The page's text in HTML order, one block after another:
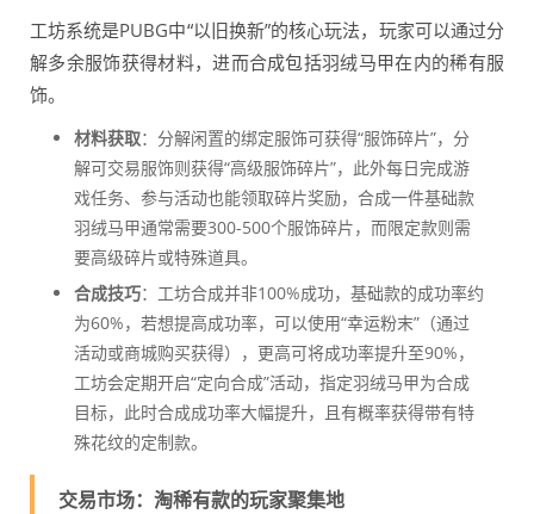
工坊系统是PUBG中“以旧换新”的核心玩法，玩家可以通过分
解多余服饰获得材料，进而合成包括羽绒马甲在内的稀有服
饰。
材料获取：分解闲置的绑定服饰可获得“服饰碎片”，分
解可交易服饰则获得“高级服饰碎片”，此外每日完成游
戏任务、参与活动也能领取碎片奖励，合成一件基础款
羽绒马甲通常需要300-500个服饰碎片，而限定款则需
要高级碎片或特殊道具。
合成技巧：工坊合成并非100%成功，基础款的成功率约
为60%，若想提高成功率，可以使用“幸运粉末”（通过
活动或商城购买获得），更高可将成功率提升至90%，
工坊会定期开启“定向合成”活动，指定羽绒马甲为合成
目标，此时合成成功率大幅提升，且有概率获得带有特
殊花纹的定制款。
交易市场：淘稀有款的玩家聚集地